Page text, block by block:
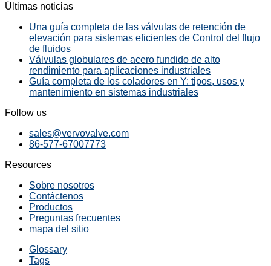
Últimas noticias
Una guía completa de las válvulas de retención de
elevación para sistemas eficientes de Control del flujo
de fluidos
Válvulas globulares de acero fundido de alto
rendimiento para aplicaciones industriales
Guía completa de los coladores en Y: tipos, usos y
mantenimiento en sistemas industriales
Follow us
sales@vervovalve.com
86-577-67007773
Resources
Sobre nosotros
Contáctenos
Productos
Preguntas frecuentes
mapa del sitio
Glossary
Tags